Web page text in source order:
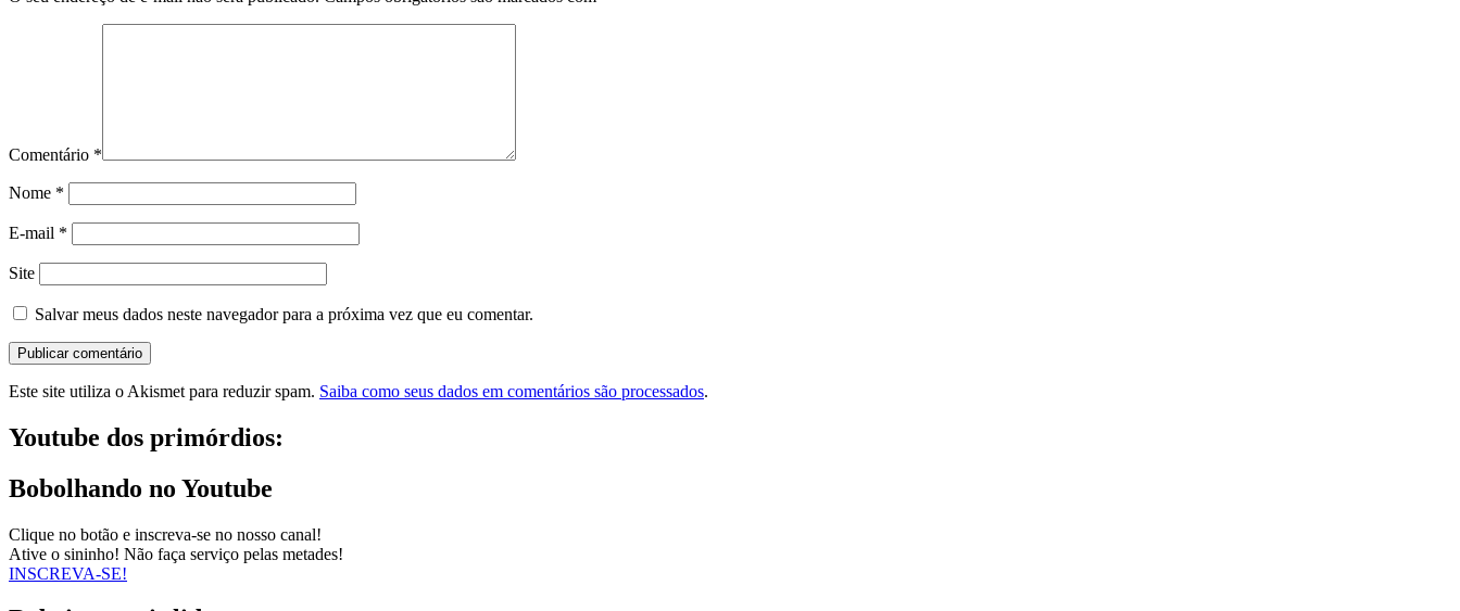
Comentário *
Nome *
E-mail *
Site
Salvar meus dados neste navegador para a próxima vez que eu comentar.
Este site utiliza o Akismet para reduzir spam. Saiba como seus dados em comentários são processados.
Youtube dos primórdios:
Bobolhando no Youtube
Clique no botão e inscreva-se no nosso canal!
Ative o sininho! Não faça serviço pelas metades!
INSCREVA-SE!